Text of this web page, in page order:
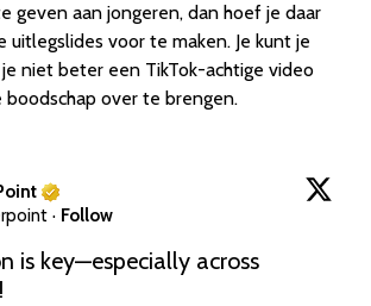
geven aan jongeren, dan hoef je daar
uitlegslides voor te maken. Je kunt je
niet beter een TikTok-achtige video
boodschap over te brengen.
· Follow
is key—especially across